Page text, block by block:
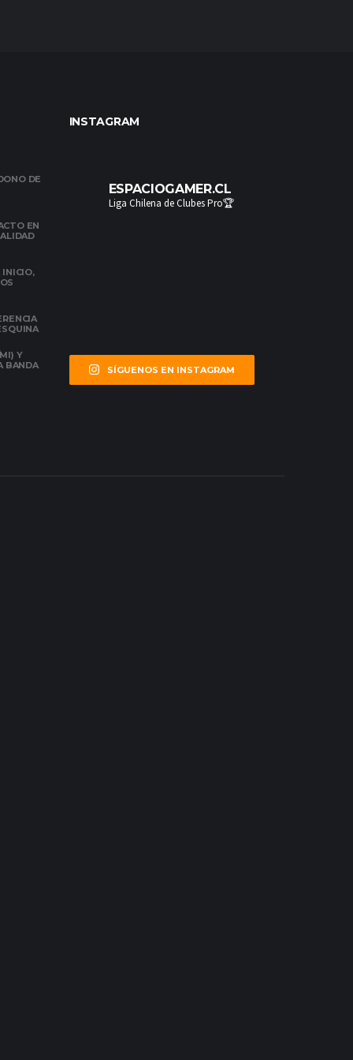
DE
EN
INICIO,
Y
BANDA
INSTAGRAM
ESPACIOGAMER.CL
Liga Chilena de Clubes Pro🏆
SÍGUENOS EN INSTAGRAM